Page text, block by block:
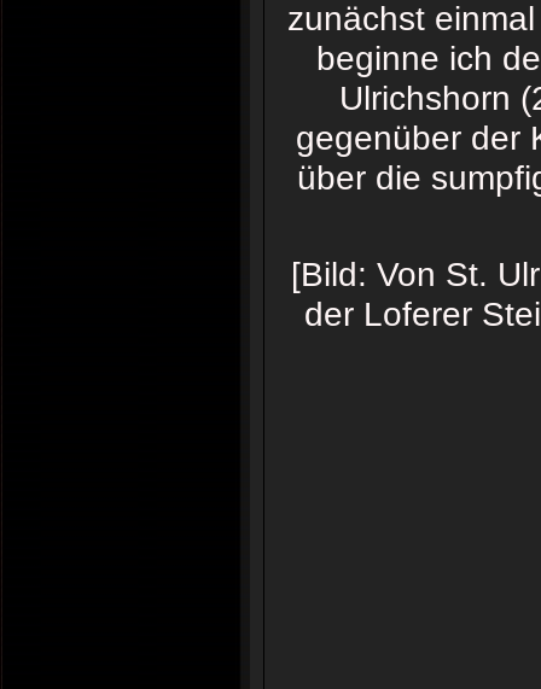
zunächst
beginne ich
Ulrichshorn
gegenüber der
über die
[Bild: Von St.
der Loferer